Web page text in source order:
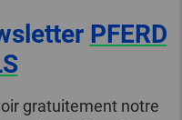
PFERD
gratuitement notre